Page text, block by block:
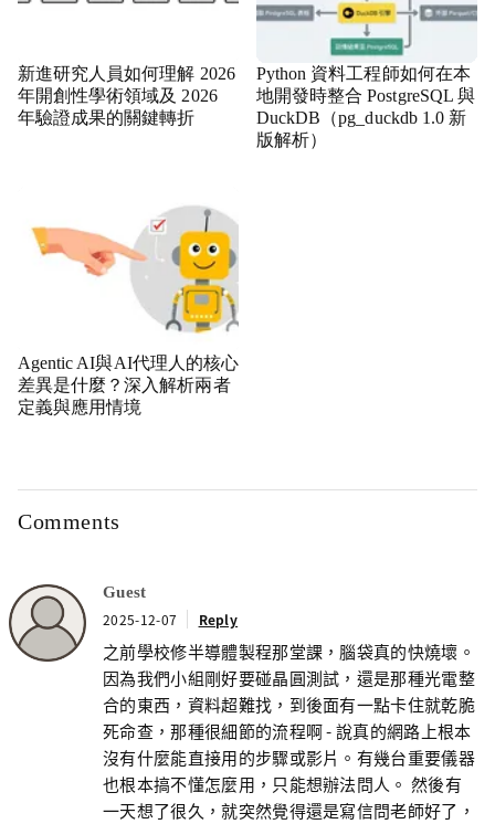
新進研究人員如何理解 2026
年開創性學術領域及 2026
年驗證成果的關鍵轉折
Python 資料工程師如何在本
地開發時整合 PostgreSQL 與
DuckDB（pg_duckdb 1.0 新
版解析）
Agentic AI與AI代理人的核心
差異是什麼？深入解析兩者
定義與應用情境
Comments
Guest
2025-12-07 Reply
之前學校修半導體製程那堂課，腦袋真的快燒壞。
因為我們小組剛好要碰晶圓測試，還是那種光電整
合的東西，資料超難找，到後面有一點卡住就乾脆
死命查，那種很細節的流程啊 - 說真的網路上根本
沒有什麼能直接用的步驟或影片。有幾台重要儀器
也根本搞不懂怎麼用，只能想辦法問人。 然後有
一天想了很久，就突然覺得還是寫信問老師好了，